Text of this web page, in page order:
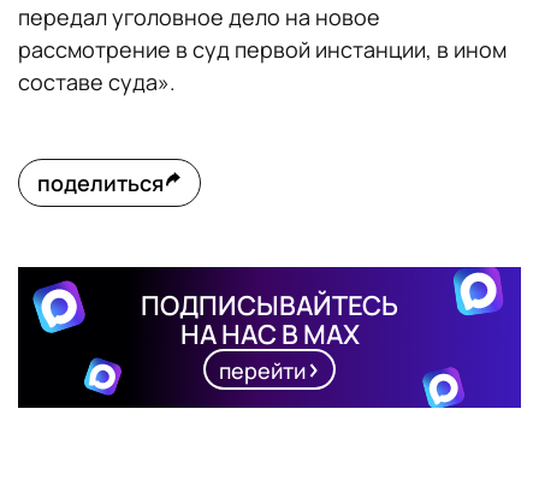
передал уголовное дело на новое
рассмотрение в суд первой инстанции, в ином
составе суда».
поделиться
ПОДПИСЫВАЙТЕСЬ
НА НАС В MAX
перейти